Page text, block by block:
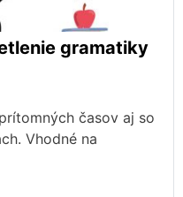
gramatiky
časov aj so
Vhodné na